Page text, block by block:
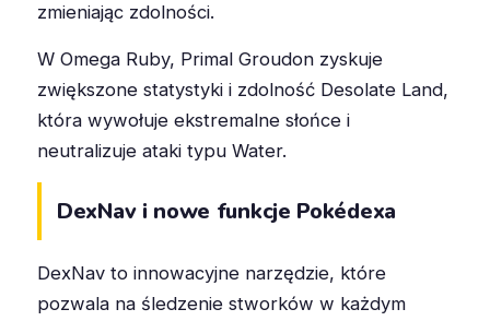
zmieniając zdolności.
W Omega Ruby, Primal Groudon zyskuje
zwiększone statystyki i zdolność Desolate Land,
która wywołuje ekstremalne słońce i
neutralizuje ataki typu Water.
DexNav i nowe funkcje Pokédexa
DexNav to innowacyjne narzędzie, które
pozwala na śledzenie stworków w każdym